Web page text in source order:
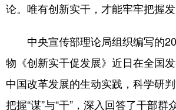
论。唯有创新实干，才能牢牢把握发
中央宣传部理论局组织编写的
物《创新实干促发展》近日在全国
中国改革发展的生动实践，科学研判
把握“谋”与“干”，深入回答了干部群